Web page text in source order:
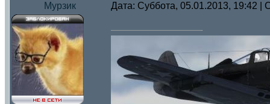
Мурзик Дата: Суббота, 05.01.2013, 19:42